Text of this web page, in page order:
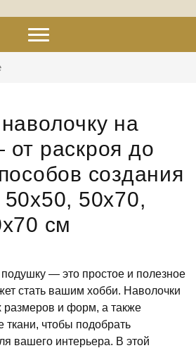
на
раскроя до
создания
50х70,
см
— это простое и полезное
стать вашим хобби. Наволочки
и форм, а также
ткани, чтобы подобрать
вашего интерьера. В этой